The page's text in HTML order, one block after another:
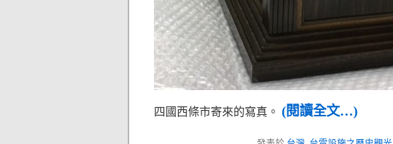
四國西條市寄來的寫真。 (閱讀全文…)